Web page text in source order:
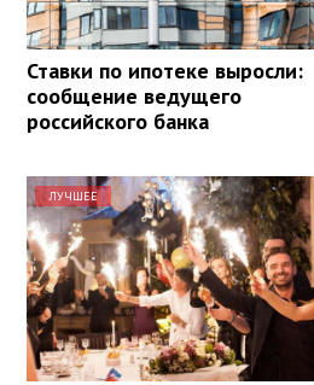
Ставки по ипотеке выросли:
сообщение ведущего
российского банка
ЛУЧШЕЕ